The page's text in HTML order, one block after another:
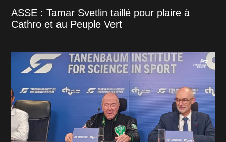
ASSE : Tamar Svetlin taillé pour plaire à
Cathro et au Peuple Vert